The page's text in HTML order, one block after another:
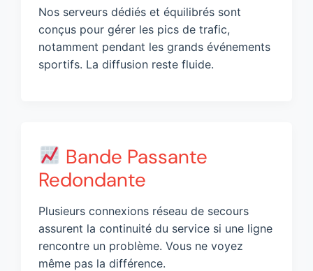
Nos serveurs dédiés et équilibrés sont
conçus pour gérer les pics de trafic,
notamment pendant les grands événements
sportifs. La diffusion reste fluide.
Bande Passante
Redondante
Plusieurs connexions réseau de secours
assurent la continuité du service si une ligne
rencontre un problème. Vous ne voyez
même pas la différence.